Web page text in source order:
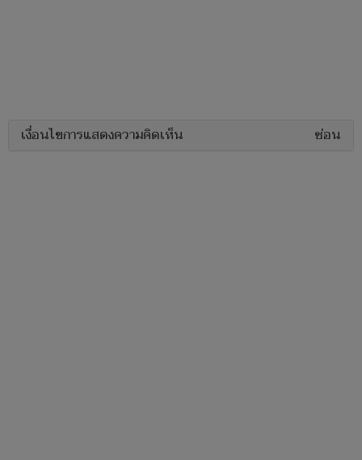
เงื่อนไขการแสดงความคิดเห็น ซ่อน